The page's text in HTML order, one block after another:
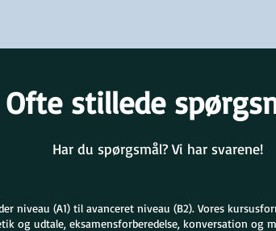
Ofte stillede
Har du spørgsmål? Vi har svarene!
niveau (A1) til avanceret niveau (B2). Vores
og udtale, eksamensforberedelse, konversation og